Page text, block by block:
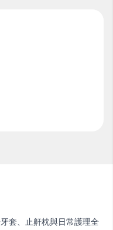
套、止鼾枕與日常護理全